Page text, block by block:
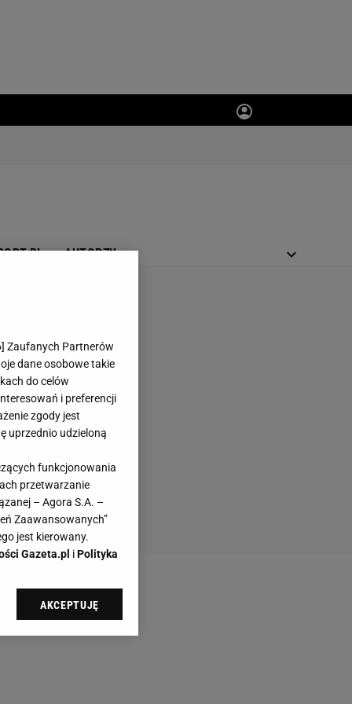
AUTORZY
] Zaufanych Partnerów
dane osobowe takie
do celów
i preferencji
zgody jest
uprzednio udzieloną
funkcjonowania
przetwarzanie
– Agora S.A. –
Zaawansowanych”
jest kierowany.
Gazeta.pl iPolityka
sp. z o.o., jej
swoje preferencje
AKCEPTUJĘ